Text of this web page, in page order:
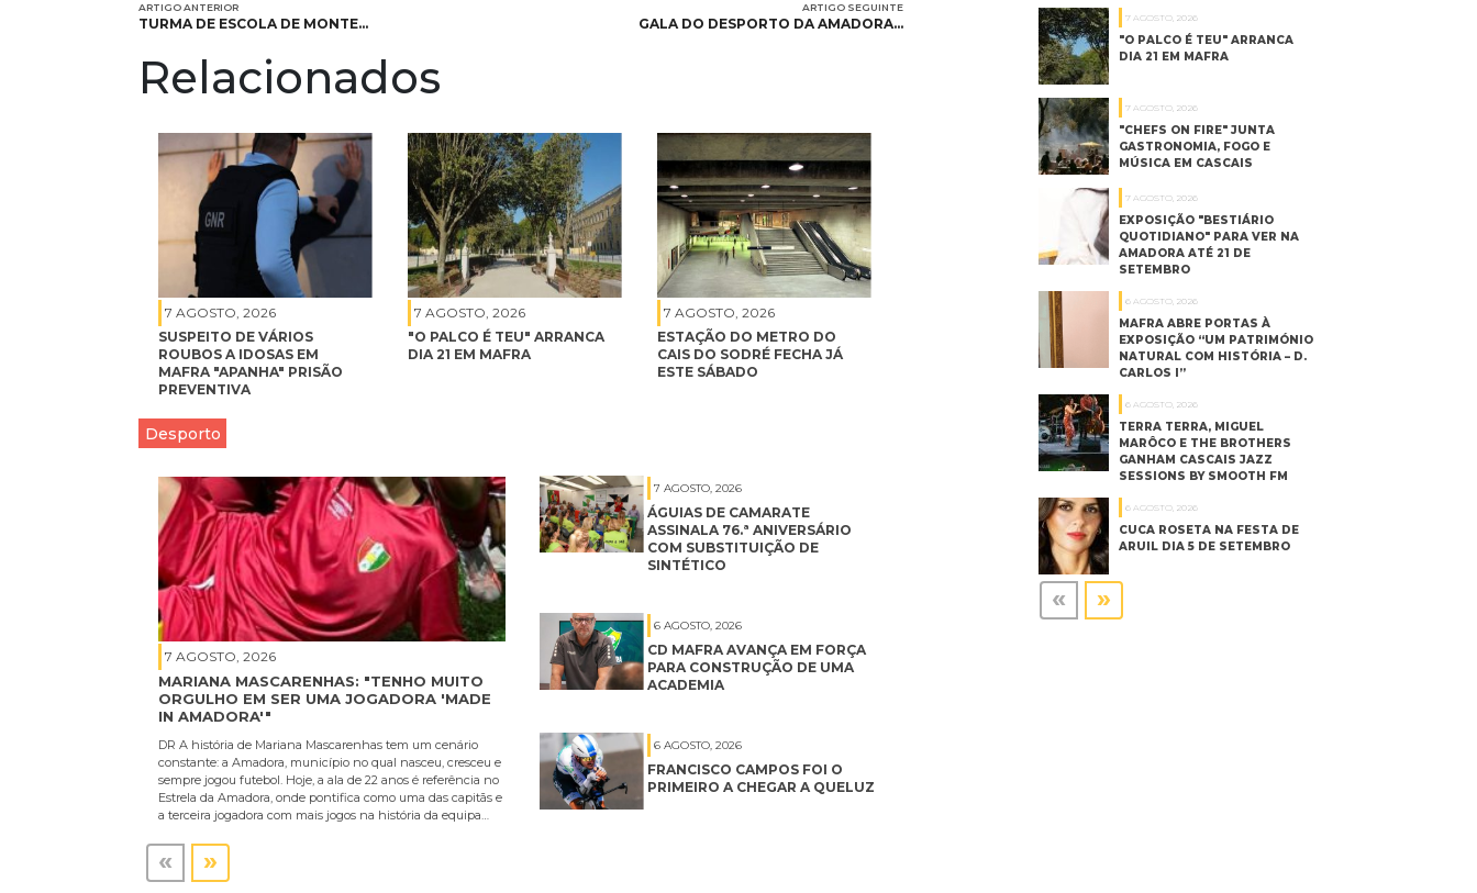
ARTIGO ANTERIOR
TURMA DE ESCOLA DE MONTE…
ARTIGO SEGUINTE
GALA DO DESPORTO DA AMADORA…
Relacionados
7 AGOSTO, 2026
SUSPEITO DE VÁRIOS
ROUBOS A IDOSAS EM
MAFRA "APANHA" PRISÃO
PREVENTIVA
7 AGOSTO, 2026
"O PALCO É TEU" ARRANCA
DIA 21 EM MAFRA
7 AGOSTO, 2026
ESTAÇÃO DO METRO DO
CAIS DO SODRÉ FECHA JÁ
ESTE SÁBADO
Desporto
7 AGOSTO, 2026
MARIANA MASCARENHAS: "TENHO MUITO
ORGULHO EM SER UMA JOGADORA 'MADE
IN AMADORA'"
DR A história de Mariana Mascarenhas tem um cenário
constante: a Amadora, município no qual nasceu, cresceu e
sempre jogou futebol. Hoje, a ala de 22 anos é referência no
Estrela da Amadora, onde pontifica como uma das capitãs e
a terceira jogadora com mais jogos na história da equipa…
7 AGOSTO, 2026
ÁGUIAS DE CAMARATE
ASSINALA 76.ª ANIVERSÁRIO
COM SUBSTITUIÇÃO DE
SINTÉTICO
6 AGOSTO, 2026
CD MAFRA AVANÇA EM FORÇA
PARA CONSTRUÇÃO DE UMA
ACADEMIA
6 AGOSTO, 2026
FRANCISCO CAMPOS FOI O
PRIMEIRO A CHEGAR A QUELUZ
« »
7 AGOSTO, 2026
"O PALCO É TEU" ARRANCA
DIA 21 EM MAFRA
7 AGOSTO, 2026
"CHEFS ON FIRE" JUNTA
GASTRONOMIA, FOGO E
MÚSICA EM CASCAIS
7 AGOSTO, 2026
EXPOSIÇÃO "BESTIÁRIO
QUOTIDIANO" PARA VER NA
AMADORA ATÉ 21 DE
SETEMBRO
6 AGOSTO, 2026
MAFRA ABRE PORTAS À
EXPOSIÇÃO “UM PATRIMÓNIO
NATURAL COM HISTÓRIA – D.
CARLOS I”
6 AGOSTO, 2026
TERRA TERRA, MIGUEL
MARÔCO E THE BROTHERS
GANHAM CASCAIS JAZZ
SESSIONS BY SMOOTH FM
6 AGOSTO, 2026
CUCA ROSETA NA FESTA DE
ARUIL DIA 5 DE SETEMBRO
« »